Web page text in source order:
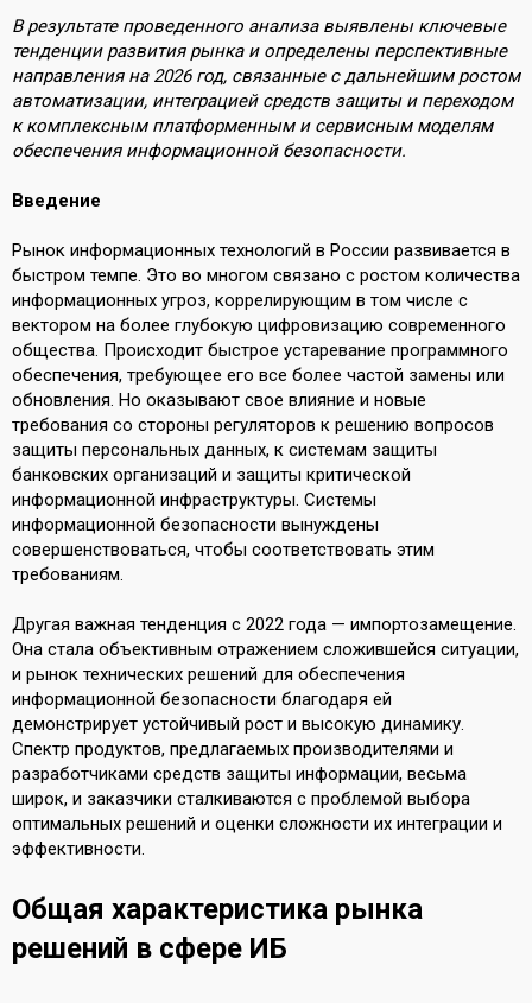
В результате проведенного анализа выявлены ключевые
тенденции развития рынка и определены перспективные
направления на 2026 год, связанные с дальнейшим ростом
автоматизации, интеграцией средств защиты и переходом
к комплексным платформенным и сервисным моделям
обеспечения информационной безопасности.
Введение
Рынок информационных технологий в России развивается в
быстром темпе. Это во многом связано с ростом количества
информационных угроз, коррелирующим в том числе с
вектором на более глубокую цифровизацию современного
общества. Происходит быстрое устаревание программного
обеспечения, требующее его все более частой замены или
обновления. Но оказывают свое влияние и новые
требования со стороны регуляторов к решению вопросов
защиты персональных данных, к системам защиты
банковских организаций и защиты критической
информационной инфраструктуры. Системы
информационной безопасности вынуждены
совершенствоваться, чтобы соответствовать этим
требованиям.
Другая важная тенденция с 2022 года — импортозамещение.
Она стала объективным отражением сложившейся ситуации,
и рынок технических решений для обеспечения
информационной безопасности благодаря ей
демонстрирует устойчивый рост и высокую динамику.
Спектр продуктов, предлагаемых производителями и
разработчиками средств защиты информации, весьма
широк, и заказчики сталкиваются с проблемой выбора
оптимальных решений и оценки сложности их интеграции и
эффективности.
Общая характеристика рынка
решений в сфере ИБ